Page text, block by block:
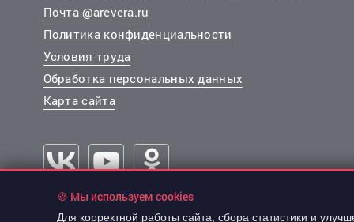
13 632 000 руб. 284 000 руб./м
Почта @arevera.ru
Политика конфиденциальности
Условия труда
Обработка персональных данных
Карта сайта
🍪 Мы используем cookies
Для корректной работы сайта, сбора статистики и